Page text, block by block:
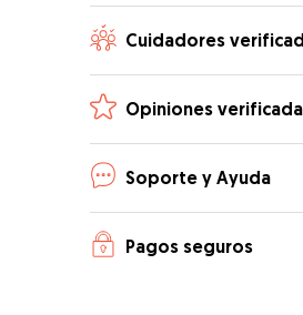
Cuidadores
Opiniones
Soporte y Ayuda
Pagos seguros